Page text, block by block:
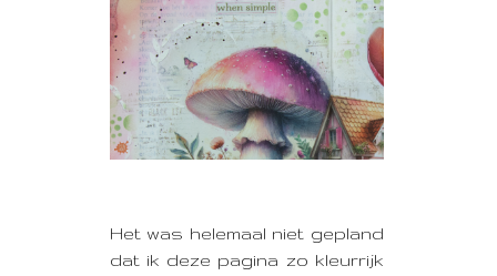
Het was helemaal niet gepland
dat ik deze pagina zo kleurrijk